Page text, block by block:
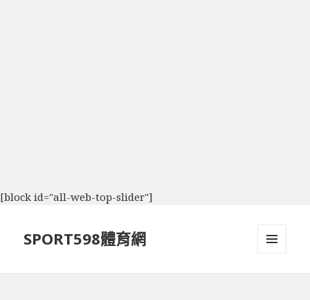
[block id="all-web-top-slider"]
SPORT598體育網